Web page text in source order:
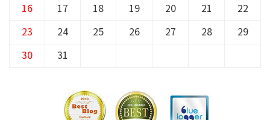
16 17 18 19 20 21 22
23 24 25 26 27 28 29
30 31